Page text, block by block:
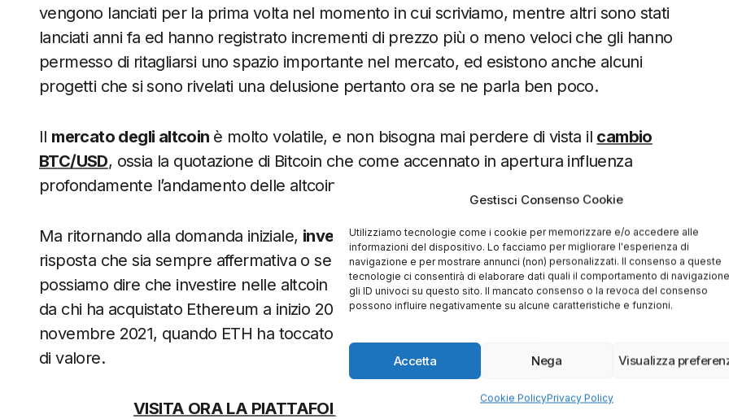
Gestisci Consenso Cookie
Utilizziamo tecnologie come i cookie per memorizzare e/o accedere alle
informazioni del dispositivo. Lo facciamo per migliorare l'esperienza di
navigazione e per mostrare annunci (non) personalizzati. Il consenso a queste
tecnologie ci consentirà di elaborare dati quali il comportamento di
gli ID univoci su questo sito. Il mancato consenso o la revoca del consenso
possono influire negativamente su alcune caratteristiche e funzioni.
Accetta Nega Visualizza
Cookie PolicyPrivacy Policy
vengono lanciati per la prima volta nel momento in cui scriviamo, mentre altri sono stati
lanciati anni fa ed hanno registrato incrementi di prezzo più o meno veloci che gli hanno
permesso di ritagliarsi uno spazio importante nel mercato, ed esistono anche alcuni
progetti che si sono rivelati una delusione pertanto ora se ne parla ben poco.
Il mercato degli altcoin è molto volatile, e non bisogna mai perdere di vista il cambio
BTC/USD, ossia la quotazione di Bitcoin che come accennato in apertura influenza
profondamente l’andamento delle altcoin.
Ma ritornando alla domanda iniziale, investire nelle altcoin conviene?Non esiste una
risposta che sia sempre affermativa o sempre negativa a questa domanda, ma di certo
possiamo dire che investire nelle altcoin può convenire, basti pensare ai profitti realizzati
da chi ha acquistato Ethereum a inizio 2020 (intorno ai 100 dollari) e ha rivenduto a
novembre 2021, quando ETH ha toccato il suo massimo storico superando i 4.000 dollari
di valore.
VISITA ORA LA PIATTAFORMA DI BINANCE – CLICCA QUI>>>